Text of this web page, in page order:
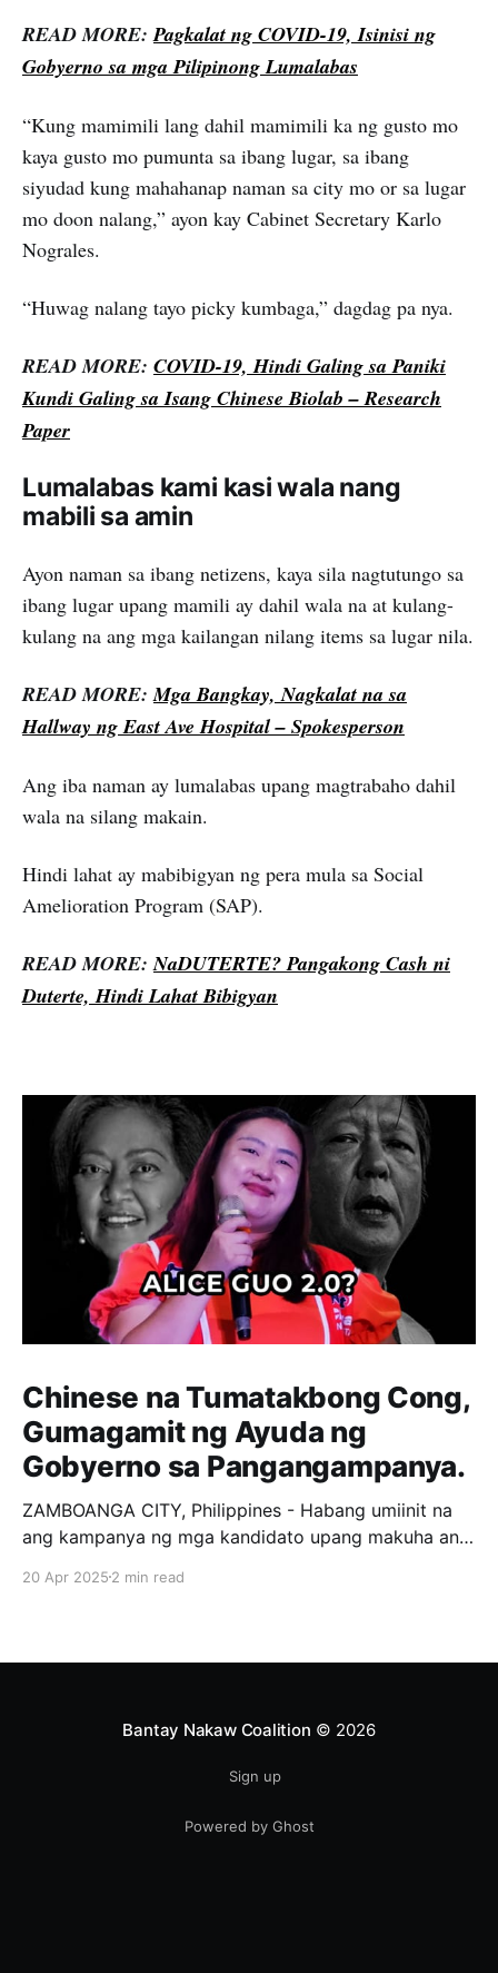
READ MORE:Pagkalat ng COVID-19, Isinisi ng
Gobyerno sa mga Pilipinong Lumalabas
“Kung mamimili lang dahil mamimili ka ng gusto mo
kaya gusto mo pumunta sa ibang lugar, sa ibang
siyudad kung mahahanap naman sa city mo or sa lugar
mo doon nalang,” ayon kay Cabinet Secretary Karlo
Nograles.
“Huwag nalang tayo picky kumbaga,” dagdag pa nya.
READ MORE: COVID-19, Hindi Galing sa Paniki
Kundi Galing sa Isang Chinese Biolab – Research
Paper
Lumalabas kami kasi wala nang
mabili sa amin
Ayon naman sa ibang netizens, kaya sila nagtutungo sa
ibang lugar upang mamili ay dahil wala na at kulang-
kulang na ang mga kailangan nilang items sa lugar nila.
READ MORE:Mga Bangkay, Nagkalat na sa
Hallway ng East Ave Hospital – Spokesperson
Ang iba naman ay lumalabas upang magtrabaho dahil
wala na silang makain.
Hindi lahat ay mabibigyan ng pera mula sa Social
Amelioration Program (SAP).
READ MORE:NaDUTERTE? Pangakong Cash ni
Duterte, Hindi Lahat Bibigyan
Chinese na Tumatakbong Cong,
Gumagamit ng Ayuda ng
Gobyerno sa Pangangampanya.
ZAMBOANGA CITY, Philippines - Habang umiinit na
ang kampanya ng mga kandidato upang makuha ang
isang Distrito sa Zamboanga City. Si Kat Chua, isang
Zamboanga City. Ang strategy nya,
20 Apr 2025 2 min read
Bantay Nakaw Coalition © 2026
Sign up
Powered by Ghost